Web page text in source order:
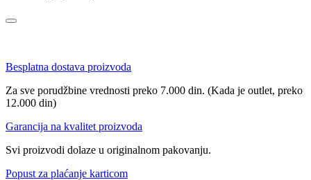
Besplatna dostava proizvoda
Za sve porudžbine vrednosti preko 7.000 din. (Kada je outlet, preko
12.000 din)
Garancija na kvalitet proizvoda
Svi proizvodi dolaze u originalnom pakovanju.
Popust za plaćanje karticom